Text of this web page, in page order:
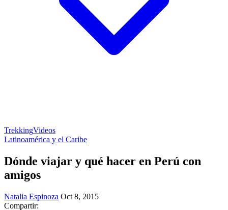
TrekkingVideos
Latinoamérica y el Caribe
Dónde viajar y qué hacer en Perú con
amigos
Natalia Espinoza Oct 8, 2015
Compartir: